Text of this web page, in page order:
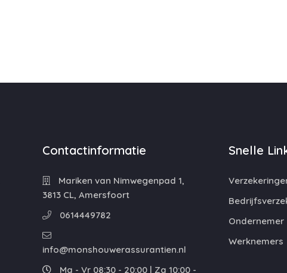
Contactinformatie
Mariken van Nimwegenpad 1,
3813 CL, Amersfoort
0614449782
info@monshouwerassurantien.nl
Ma - Vr 08:30 - 20:00 | Za 10:00 -
Snelle
Ondernemer
Werknemers